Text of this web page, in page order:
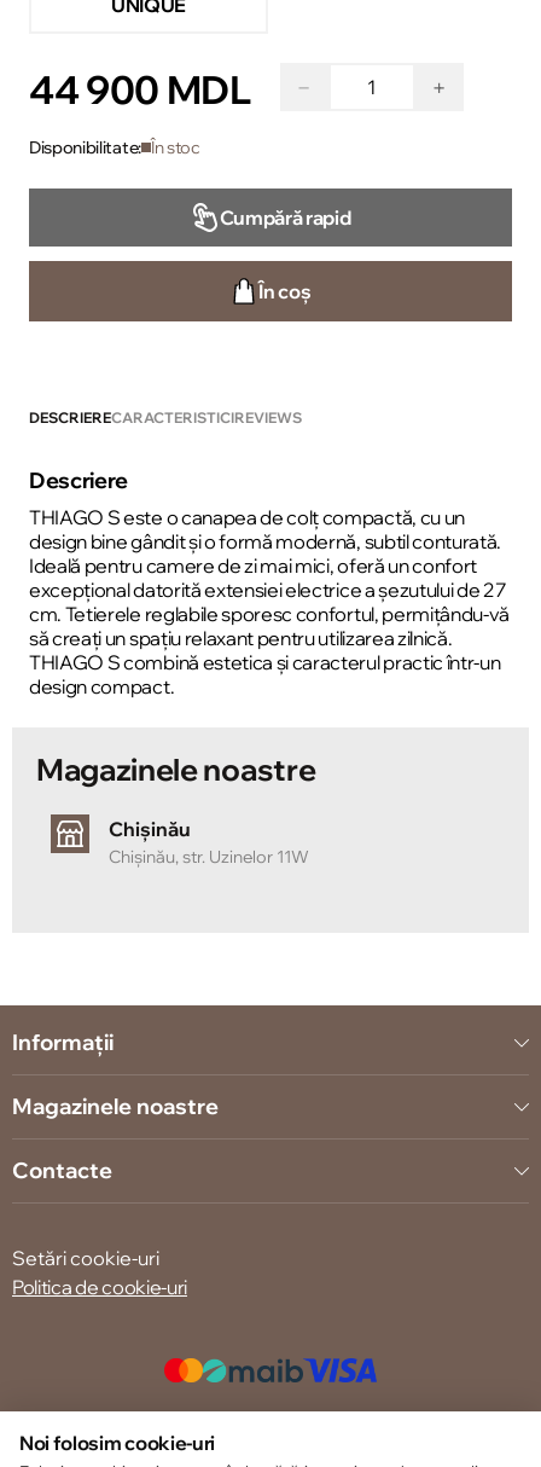
UNIQUE
44 900 MDL − +
Disponibilitate: În stoc
Cumpără rapid
În coș
DESCRIERECARACTERISTICIREVIEWS
Descriere
THIAGO S este o canapea de colț compactă, cu un
design bine gândit și o formă modernă, subtil conturată.
Ideală pentru camere de zi mai mici, oferă un confort
excepțional datorită extensiei electrice a șezutului de 27
cm. Tetierele reglabile sporesc confortul, permițându-vă
să creați un spațiu relaxant pentru utilizarea zilnică.
THIAGO S combină estetica și caracterul practic într-un
design compact.
Magazinele noastre
Chișinău
Chișinău, str. Uzinelor 11W
Informații
Magazinele noastre
Contacte
Setări cookie-uri
Politica de cookie-uri
© 2013 – 2026 ECOM
Noi folosim cookie-uri